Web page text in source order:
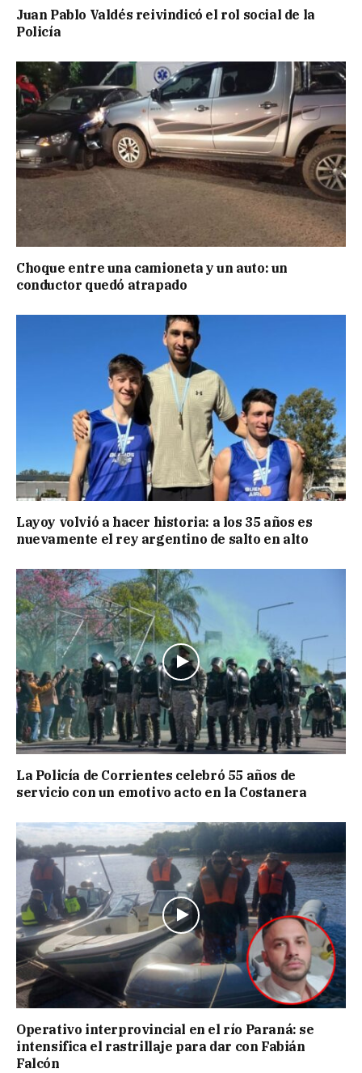
Juan Pablo Valdés reivindicó el rol social de la
Policía
Choque entre una camioneta y un auto: un
conductor quedó atrapado
Layoy volvió a hacer historia: a los 35 años es
nuevamente el rey argentino de salto en alto
La Policía de Corrientes celebró 55 años de
servicio con un emotivo acto en la Costanera
Operativo interprovincial en el río Paraná: se
intensifica el rastrillaje para dar con Fabián
Falcón